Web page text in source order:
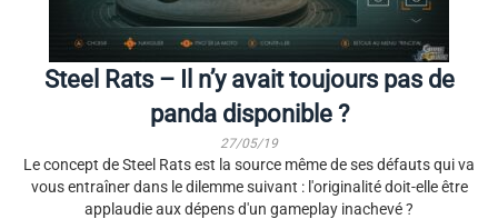
Steel Rats – Il n’y avait toujours pas de
panda disponible ?
27/05/19
Le concept de Steel Rats est la source même de ses défauts qui va
vous entraîner dans le dilemme suivant : l'originalité doit-elle être
applaudie aux dépens d'un gameplay inachevé ?